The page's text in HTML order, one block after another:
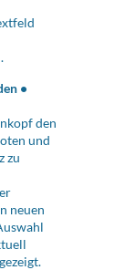
•
den
und
zu
neuen